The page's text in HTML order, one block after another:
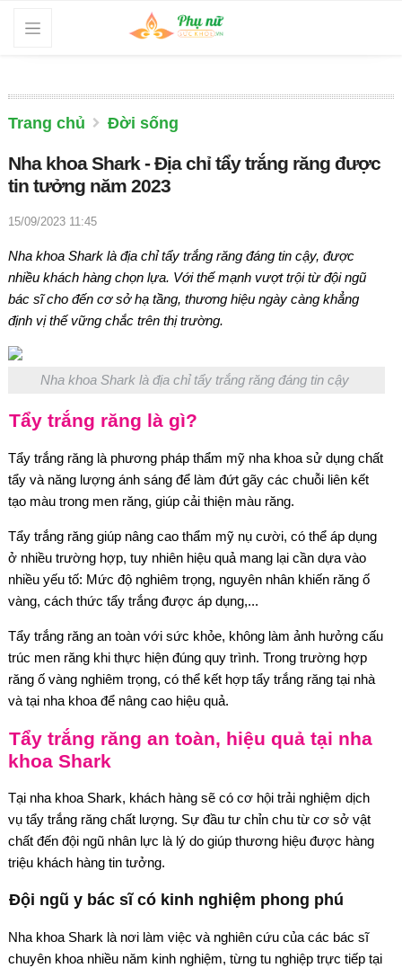
Trang chủ Đời sống
Nha khoa Shark - Địa chỉ tẩy trắng răng được
tin tưởng năm 2023
15/09/2023 11:45
Nha khoa Shark là địa chỉ tẩy trắng răng đáng tin cậy, được
nhiều khách hàng chọn lựa. Với thế mạnh vượt trội từ đội ngũ
bác sĩ cho đến cơ sở hạ tầng, thương hiệu ngày càng khẳng
định vị thế vững chắc trên thị trường.
Nha khoa Shark là địa chỉ tẩy trắng răng đáng tin cậy
Tẩy trắng răng là gì?
Tẩy trắng răng là phương pháp thẩm mỹ nha khoa sử dụng chất
tẩy và năng lượng ánh sáng để làm đứt gãy các chuỗi liên kết
tạo màu trong men răng, giúp cải thiện màu răng.
Tẩy trắng răng giúp nâng cao thẩm mỹ nụ cười, có thể áp dụng
ở nhiều trường hợp, tuy nhiên hiệu quả mang lại cần dựa vào
nhiều yếu tố: Mức độ nghiêm trọng, nguyên nhân khiến răng ố
vàng, cách thức tẩy trắng được áp dụng,...
Tẩy trắng răng an toàn với sức khỏe, không làm ảnh hưởng cấu
trúc men răng khi thực hiện đúng quy trình. Trong trường hợp
răng ố vàng nghiêm trọng, có thể kết hợp tẩy trắng răng tại nhà
và tại nha khoa để nâng cao hiệu quả.
Tẩy trắng răng an toàn, hiệu quả tại nha
khoa Shark
Tại nha khoa Shark, khách hàng sẽ có cơ hội trải nghiệm dịch
vụ tẩy trắng răng chất lượng. Sự đầu tư chỉn chu từ cơ sở vật
chất đến đội ngũ nhân lực là lý do giúp thương hiệu được hàng
triệu khách hàng tin tưởng.
Đội ngũ y bác sĩ có kinh nghiệm phong phú
Nha khoa Shark là nơi làm việc và nghiên cứu của các bác sĩ
chuyên khoa nhiều năm kinh nghiệm, từng tu nghiệp trực tiếp tại